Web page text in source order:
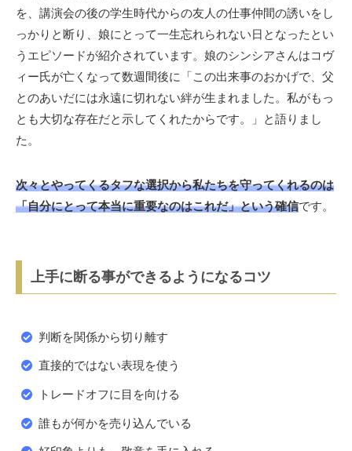
を、講演会の後の学生時代からの友人の仕事仲間の誘いをし
っかりと断り、娘にとって一生忘れられない日となったとい
うエピソードが紹介されています。娘のシンシアさんはコヴ
ィー氏が亡くなって数週間後に「この出来事のおかげで、父
とのあいだには永遠に切れない絆が生まれました。私がもっ
とも大切な存在だと示してくれたからです。」と語りまし
た。
次々とやってくるタフな選択から私たちを守ってくれるのは
「自分にとって本当に重要なのはこれだ」という確信です。
上手に断る事ができるようになるコツ
判断を関係から切り離す
直接的ではない表現を使う
トレードオフに目を向ける
誰もが何かを売り込んでいる